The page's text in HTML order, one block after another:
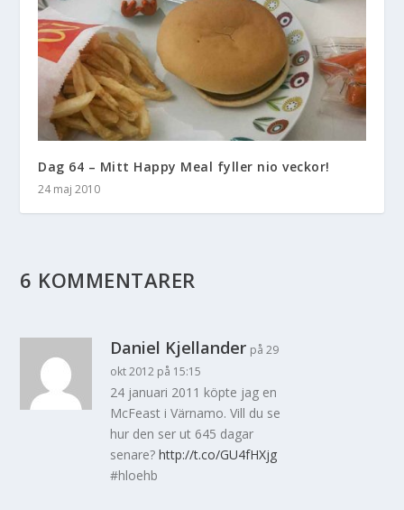
Dag 64 – Mitt Happy Meal fyller nio veckor!
24 maj 2010
6 KOMMENTARER
Daniel Kjellander på 29
okt 2012 på 15:15
24 januari 2011 köpte jag en
McFeast i Värnamo. Vill du se
hur den ser ut 645 dagar
senare?http://t.co/GU4fHXjg
#hloehb